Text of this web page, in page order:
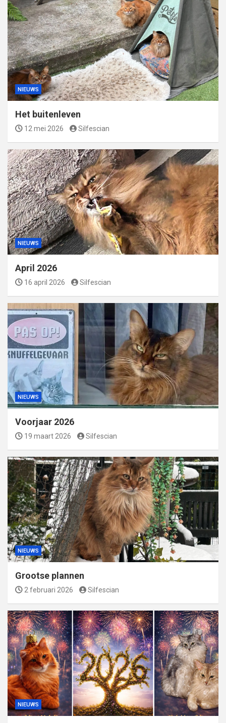
NIEUWS
Het buitenleven
12 mei 2026 Silfescian
NIEUWS
April 2026
16 april 2026 Silfescian
NIEUWS
Voorjaar 2026
19 maart 2026 Silfescian
NIEUWS
Grootse plannen
2 februari 2026 Silfescian
NIEUWS